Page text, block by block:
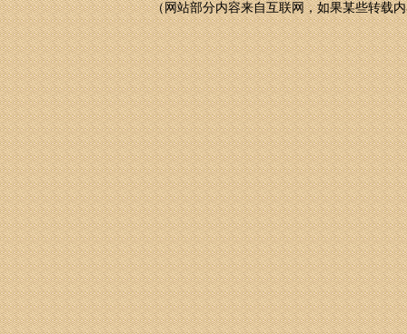
（网站部分内容来自互联网，如果某些转载